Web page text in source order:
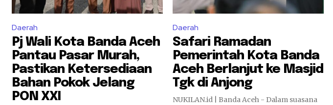
Daerah
Pj Wali Kota Banda Aceh
Pantau Pasar Murah,
Pastikan Ketersediaan
Bahan Pokok Jelang
PON XXI
Daerah
Safari Ramadan
Pemerintah Kota Banda
Aceh Berlanjut ke Masjid
Tgk di Anjong
NUKILAN.id | Banda Aceh - Dalam suasana